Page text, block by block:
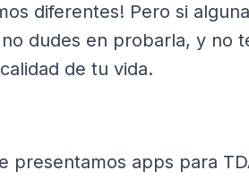
diferentes! Pero si
dudes en probarla, y no
de tu vida.
presentamos apps para